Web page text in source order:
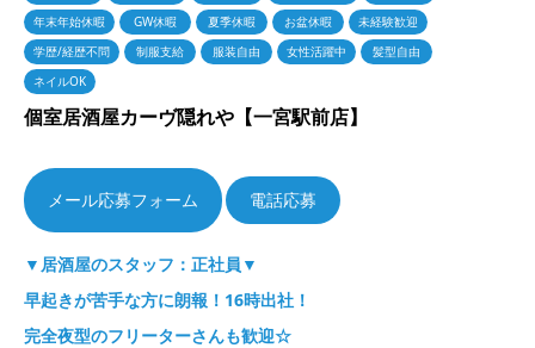
年末年始休暇
GW休暇 夏季休暇 お盆休暇
未経験歓迎
学歴/経歴不問
制服支給 服装自由 女性活躍中
髪型自由
ネイルOK
個室居酒屋カーヴ隠れや【一宮駅前店】
電話応募
▼居酒屋のスタッフ：正社員▼
早起きが苦手な方に朗報！16時出社！
完全夜型のフリーターさんも歓迎☆